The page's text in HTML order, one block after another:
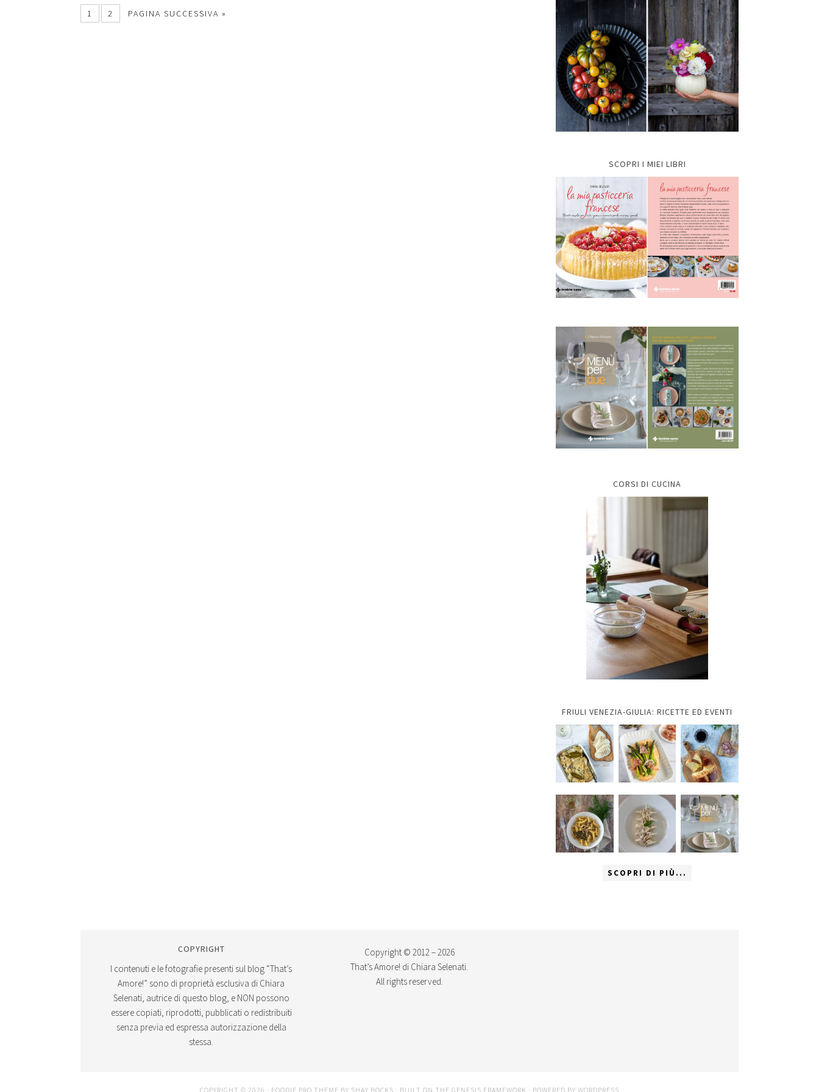
1 2 PAGINA SUCCESSIVA »
SCOPRI I MIEI LIBRI
CORSI DI CUCINA
FRIULI VENEZIA-GIULIA: RICETTE ED EVENTI
SCOPRI DI PIÙ...
COPYRIGHT
I contenuti e le fotografie presenti sul blog “That’s
Amore!” sono di proprietà esclusiva di Chiara
Selenati, autrice di questo blog, e NON possono
essere copiati, riprodotti, pubblicati o redistribuiti
senza previa ed espressa autorizzazione della
stessa.
Copyright © 2012 – 2026
That’s Amore! di Chiara Selenati.
All rights reserved.
COPYRIGHT © 2026 · FOODIE PRO THEME BY SHAY BOCKS · BUILT ON THE GENESIS FRAMEWORK · POWERED BY WORDPRESS